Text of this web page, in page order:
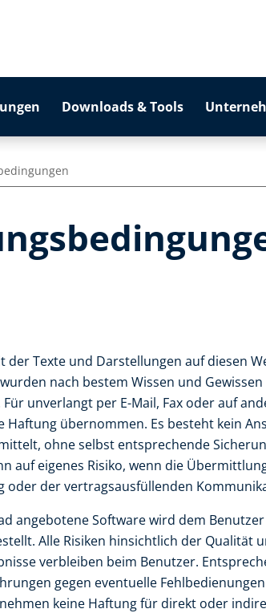
Downloads & Tools
der Texte und Darstellungen auf diesen
nach bestem Wissen und
unverlangt per E-Mail, Fax oder auf
Haftung übernommen. Es besteht kein
ohne selbst entsprechende
auf eigenes Risiko, wenn die
oder der vertragsausfüllenden
angebotene Software wird dem
Alle Risiken hinsichtlich der Qualität
verbleiben beim Benutzer.
gegen eventuelle
keine Haftung für direkt oder